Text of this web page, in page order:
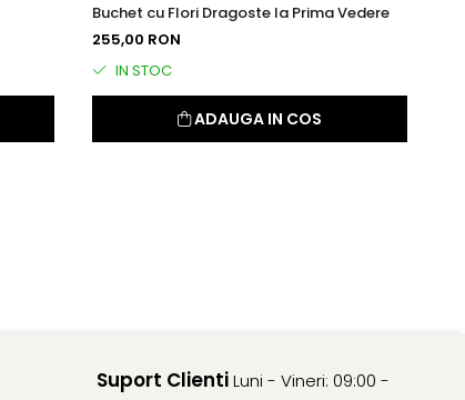
Buchet cu Flori Dragoste la Prima Vedere
255,00 RON
IN STOC
ADAUGA IN COS
Suport ClientiLuni - Vineri: 09:00 -